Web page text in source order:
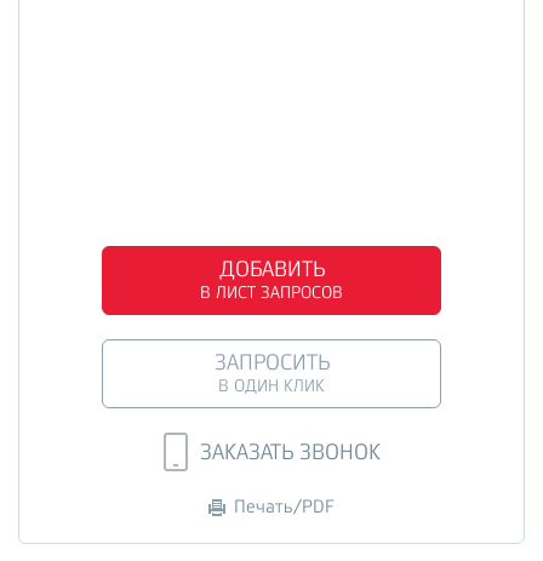
ДОБАВИТЬ
В ЛИСТ ЗАПРОСОВ
ЗАПРОСИТЬ
В ОДИН КЛИК
ЗАКАЗАТЬ ЗВОНОК
Печать/PDF